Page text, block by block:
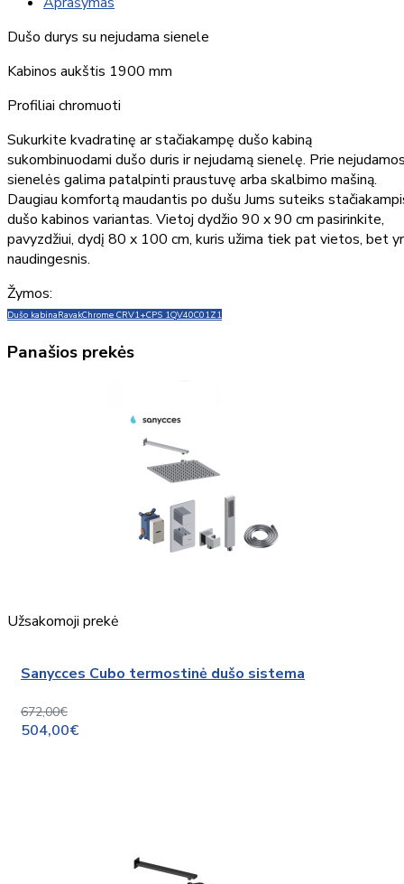
Dušo durys su nejudama sienele
Kabinos aukštis 1900 mm
Profiliai chromuoti
Sukurkite kvadratinę ar stačiakampę dušo kabiną
sukombinuodami dušo duris ir nejudamą sienelę. Prie
sienelės galima patalpinti praustuvę arba skalbimo mašiną.
Daugiau komfortą maudantis po dušu Jums suteiks
dušo kabinos variantas. Vietoj dydžio 90 x 90 cm pasirinkite,
pavyzdžiui, dydį 80 x 100 cm, kuris užima tiek pat vietos, bet
naudingesnis.
Žymos:
Dušo kabinaRavakChrome CRV1+CPS 1QV40C01Z1
Panašios prekės
Užsakomoji prekė
Sanycces Cubo termostinė dušo sistema
672,00€
504,00€